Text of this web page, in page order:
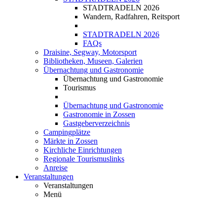
STADTRADELN 2026
Wandern, Radfahren, Reitsport
STADTRADELN 2026
FAQs
Draisine, Segway, Motorsport
Bibliotheken, Museen, Galerien
Übernachtung und Gastronomie
Übernachtung und Gastronomie
Tourismus
Übernachtung und Gastronomie
Gastronomie in Zossen
Gastgeberverzeichnis
Campingplätze
Märkte in Zossen
Kirchliche Einrichtungen
Regionale Tourismuslinks
Anreise
Veranstaltungen
Veranstaltungen
Menü